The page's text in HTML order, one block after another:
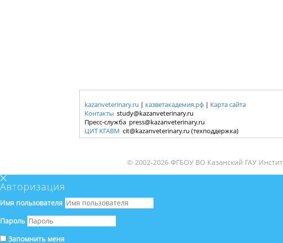
kazanveterinary.ru | казветакадемия.рф | Карта сайта
Контакты study@kazanveterinary.ru
Пресс-служба press@kazanveterinary.ru
ЦИТ КГАВМ cit@kazanveterinary.ru (техподдержка)
© 2002-2026 ФГБОУ ВО Казанский ГАУ
Авторизация
Имя пользователя
Пароль
Запомнить меня